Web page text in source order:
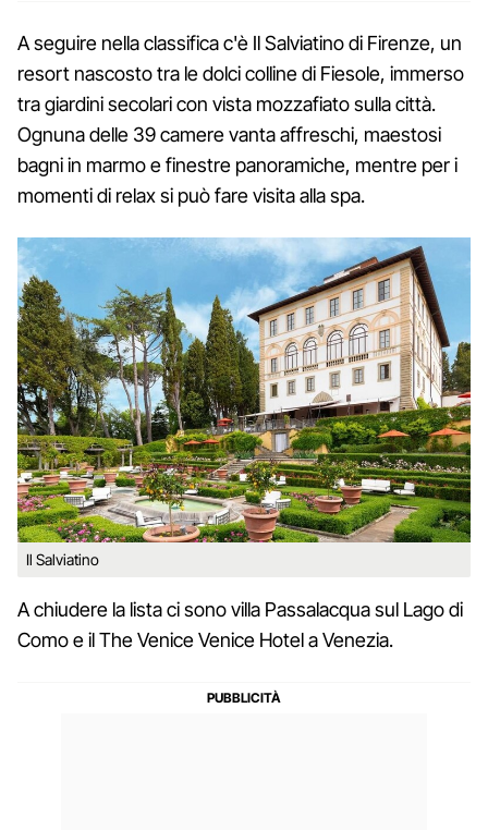
A seguire nella classifica c'è Il Salviatino di Firenze, un
resort nascosto tra le dolci colline di Fiesole, immerso
tra giardini secolari con vista mozzafiato sulla città.
Ognuna delle 39 camere vanta affreschi, maestosi
bagni in marmo e finestre panoramiche, mentre per i
momenti di relax si può fare visita alla spa.
Il Salviatino
A chiudere la lista ci sono villa Passalacqua sul Lago di
Como e il The Venice Venice Hotel a Venezia.